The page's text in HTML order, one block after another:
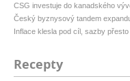
CSG investuje do kanadského
Český byznysový tandem
Inflace klesla pod cíl, sazby
Recepty